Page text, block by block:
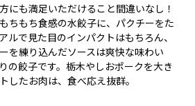
にも満足いただけること間違いなし！
ちもち食感の水餃子に、パクチーをた
ルで見た目のインパクトはもちろん、
を練り込んだソースは爽快な味わい
の餃子です。栃木やしおポークを大き
したお肉は、食べ応え抜群。